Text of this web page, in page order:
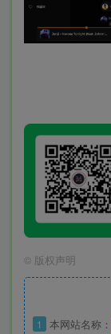
© 版权声明
1 本网站名称：